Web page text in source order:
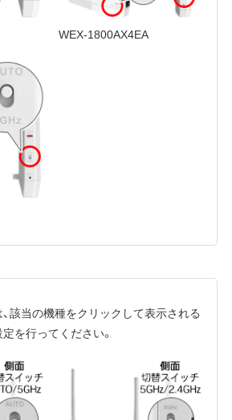
WEX-1800AX4EA
該当の機種をクリックして表示される
を行ってください。